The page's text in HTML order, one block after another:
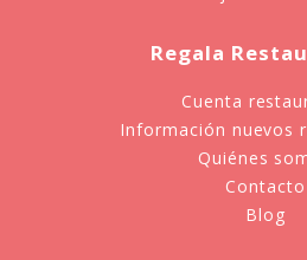
Regala
Cuenta
Información nuevos
Quiénes
Contacto
Blog